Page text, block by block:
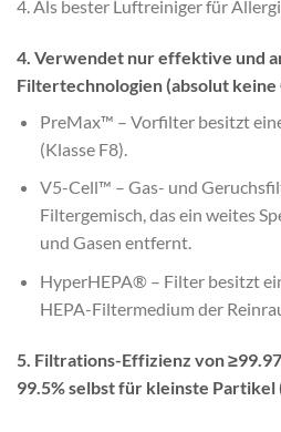
4. Als bester Luftreiniger für
4. Verwendet nur effektive und
Filtertechnologien (absolut keine
PreMax™ – Vorfilter besitzt
(Klasse F8).
V5-Cell™ – Gas- und
Filtergemisch, das ein weites
und Gasen entfernt.
HyperHEPA® – Filter besitzt
HEPA-Filtermedium der
5. Filtrations-Effizienz von
99.5% selbst für kleinste Partikel